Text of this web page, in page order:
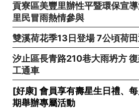
貢寮區美豐里辦性平暨環保宣
里民冒雨熱情參與
雙溪荷花季13日登場 7公頃荷
汐止區長青路210巷大雨坍方
工通車
[好康] 會員享有壽星生日禮、
期舉辦專屬活動